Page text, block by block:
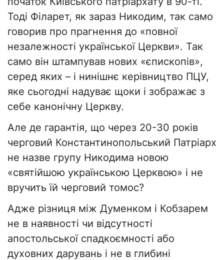
Тоді Філарет, як зараз Никодим, так само
говорив про прагнення до «повної
незалежності української Церкви». Так
само він штампував нових «єпископів»,
серед яких – і нинішнє керівництво ПЦУ,
яке сьогодні надуває щоки і зображає з
себе канонічну Церкву.
Але де гарантія, що через 20-30 років
черговий Константинопольський Патріарх
не назве групу Никодима новою
«святійшою українською Церквою» і не
вручить їй черговий томос?
Адже різниця між Думенком і Кобзарем
не в наявності чи відсутності
апостольської спадкоємності або
духовних дарувань і не в глибині